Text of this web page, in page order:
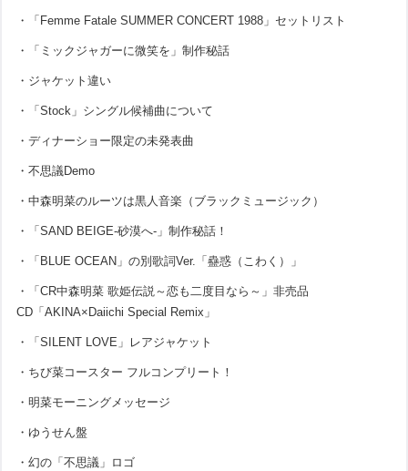
・「Femme Fatale SUMMER CONCERT 1988」セットリスト
・「ミックジャガーに微笑を」制作秘話
・ジャケット違い
・「Stock」シングル候補曲について
・ディナーショー限定の未発表曲
・不思議Demo
・中森明菜のルーツは黒人音楽（ブラックミュージック）
・「SAND BEIGE-砂漠へ-」制作秘話！
・「BLUE OCEAN」の別歌詞Ver.「蠱惑（こわく）」
・「CR中森明菜 歌姫伝説～恋も二度目なら～」非売品
CD「AKINA×Daiichi Special Remix」
・「SILENT LOVE」レアジャケット
・ちび菜コースター フルコンプリート！
・明菜モーニングメッセージ
・ゆうせん盤
・幻の「不思議」ロゴ